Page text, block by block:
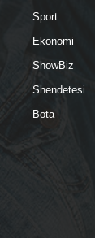
Sport
Ekonomi
ShowBiz
Shendetesi
Bota